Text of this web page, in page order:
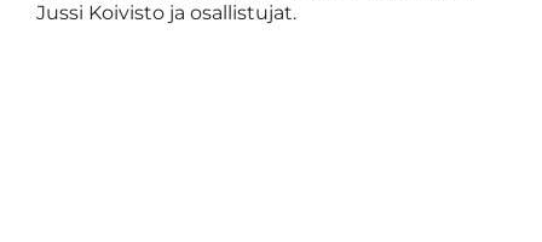
Jussi Koivisto ja osallistujat.